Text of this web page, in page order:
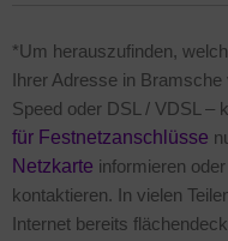
*Um herauszufinden,
Ihrer Adresse in
Speed oder DSL / VDSL –
für Festnetzanschlüsse
Netzkarte informieren
kontaktieren. In vielen
Internet bereits